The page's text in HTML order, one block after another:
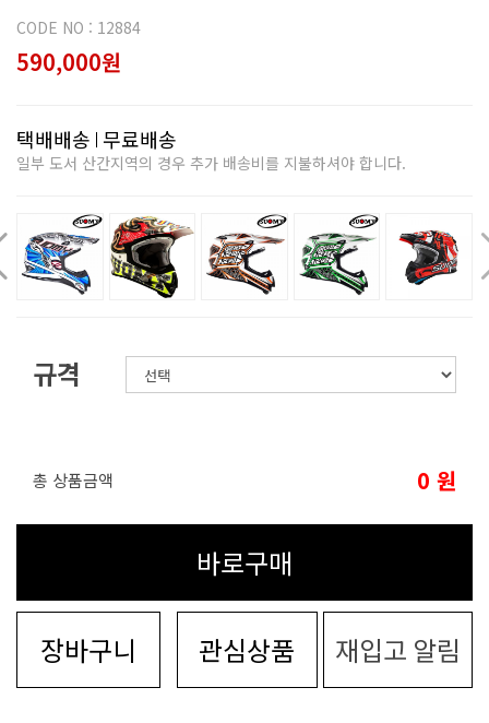
CODE NO : 12884
590,000원
택배배송 무료배송
일부 도서 산간지역의 경우 추가 배송비를 지불하셔야 합니다.
규격
총 상품금액 0 원
바로구매
장바구니 관심상품 재입고 알림